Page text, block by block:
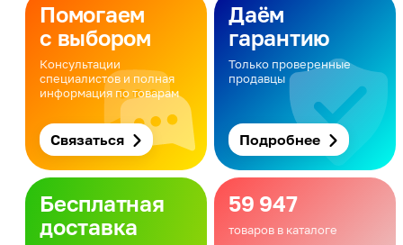
Помогаем
с выбором
Консультации
специалистов и полная
информация по товарам
Связаться
Даём
гарантию
Только проверенные
продавцы
Подробнее
Бесплатная
доставка
59 947
товаров в каталоге